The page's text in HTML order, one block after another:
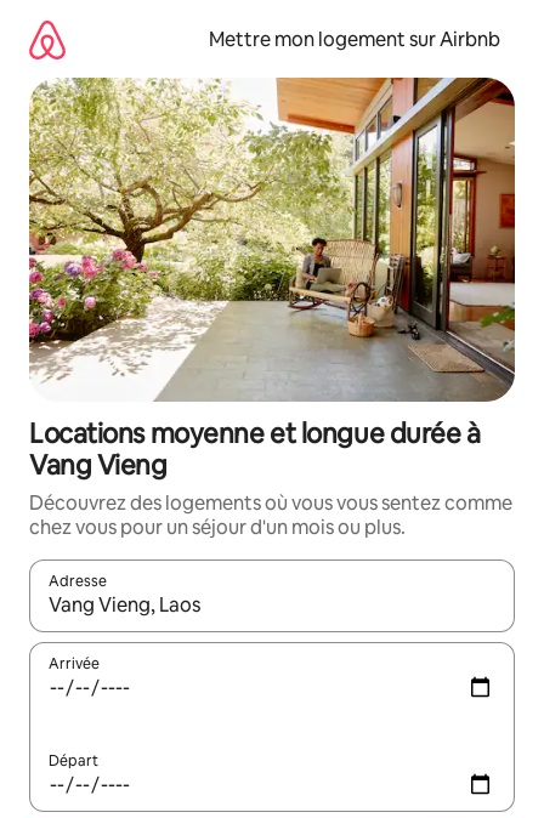
directement
contenu
Mettre mon logement sur Airbnb
Locations moyenne et longue durée à
Vang Vieng
Découvrez des logements où vous vous sentez comme
chez vous pour un séjour d'un mois ou plus.
Adresse
Lorsque les résultats s'affichent, utilisez les flèches vers le
Arrivée
Départ